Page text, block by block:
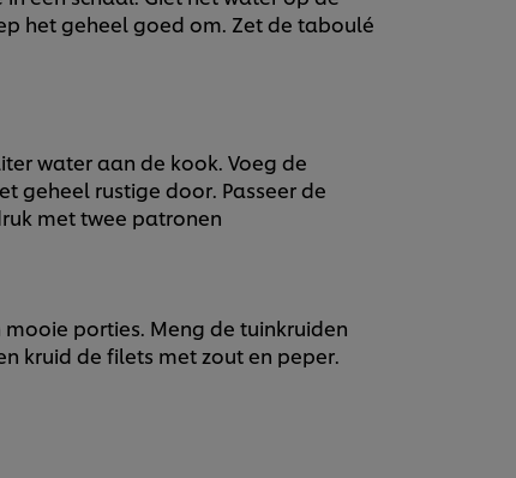
het geheel goed om. Zet de taboulé
water aan de kook. Voeg de
geheel rustige door. Passeer de
met twee patronen
porties. Meng de tuinkruiden
kruid de filets met zout en peper.